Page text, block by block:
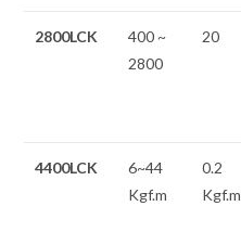
2800LCK
400 ~
2800
20
4400LCK
6~44
Kgf.m
0.2
Kgf.m